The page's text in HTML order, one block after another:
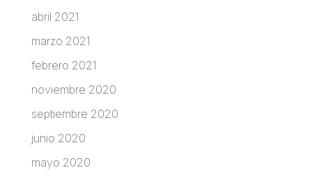
abril 2021
marzo 2021
febrero 2021
noviembre 2020
septiembre 2020
junio 2020
mayo 2020